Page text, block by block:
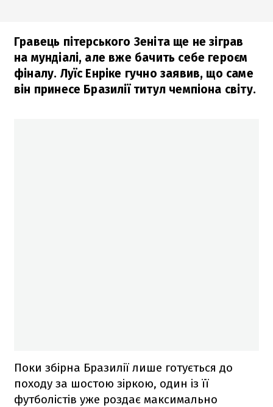
Гравець пітерського Зеніта ще не зіграв
на мундіалі, але вже бачить себе героєм
фіналу. Луїс Енріке гучно заявив, що саме
він принесе Бразилії титул чемпіона світу.
Поки збірна Бразилії лише готується до
походу за шостою зіркою, один із її
футболістів уже роздає максимально